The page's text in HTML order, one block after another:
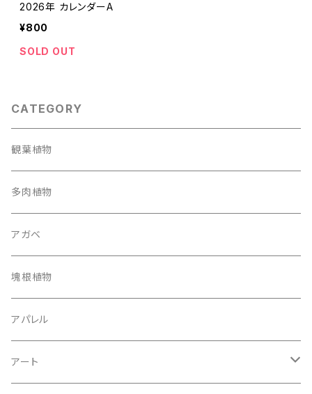
2026年 カレンダーA
¥800
SOLD OUT
CATEGORY
観葉植物
多肉植物
アガベ
塊根植物
アパレル
アート